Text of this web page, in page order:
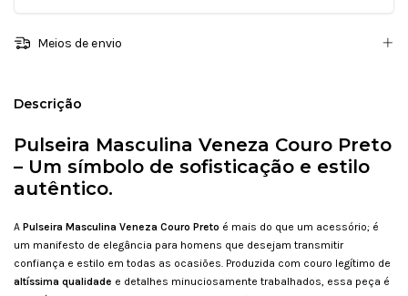
Meios de envio
Descrição
Pulseira Masculina Veneza Couro Preto
– Um símbolo de sofisticação e estilo
autêntico.
A Pulseira Masculina Veneza Couro Preto é mais do que um acessório; é
um manifesto de elegância para homens que desejam transmitir
confiança e estilo em todas as ocasiões. Produzida com couro legítimo de
altíssima qualidade e detalhes minuciosamente trabalhados, essa peça é